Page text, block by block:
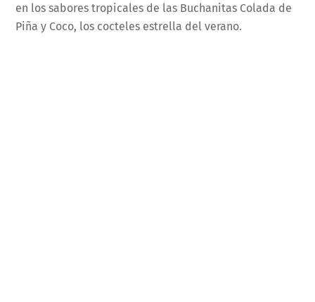
en los sabores tropicales de las Buchanitas Colada de
Piña y Coco, los cocteles estrella del verano.